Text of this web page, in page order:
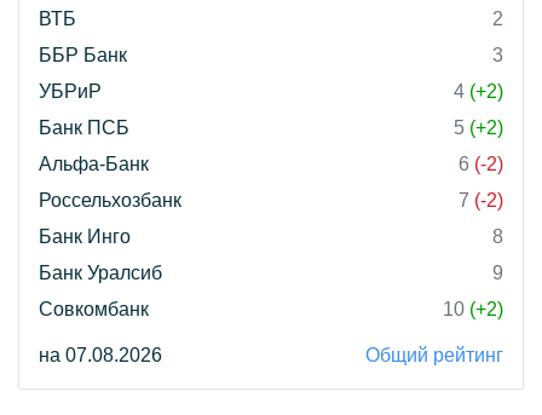
ВТБ
2
ББР Банк
3
УБРиР
4 (+2)
Банк ПСБ
5 (+2)
Альфа-Банк
6 (-2)
Россельхозбанк
7 (-2)
Банк Инго
8
Банк Уралсиб
9
Совкомбанк
10 (+2)
на 07.08.2026 Общий рейтинг